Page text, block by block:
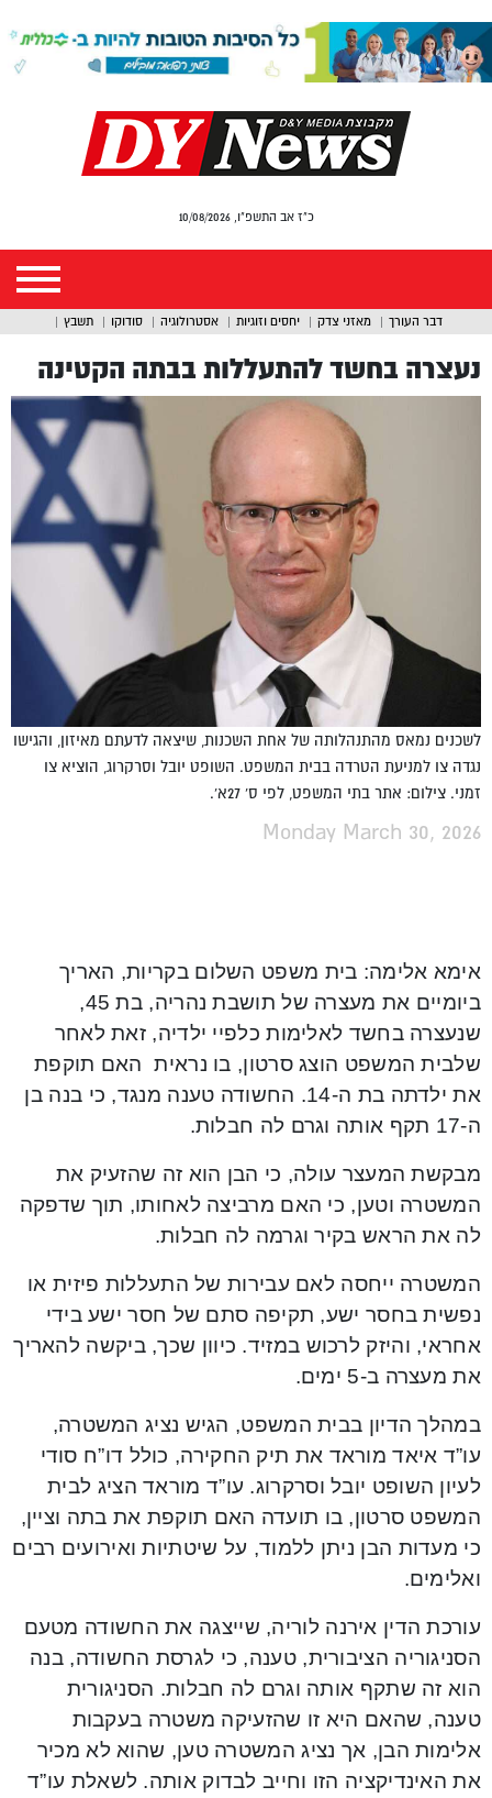
כ"ז אב התשפ"ו, 10/08/2026
דבר העורך מאזני צדק יחסים וזוגיות אסטרולוגיה סודוקו תשבץ
נעצרה בחשד להתעללות בבתה הקטינה
לשכנים נמאס מהתנהלותה של אחת השכנות, שיצאה לדעתם מאיזון, והגישו
נגדה צו למניעת הטרדה בבית המשפט. השופט יובל וסרקרוג, הוציא צו
זמני. צילום: אתר בתי המשפט, לפי ס' 27א'.
Monday March 30, 2026
אימא אלימה: בית משפט השלום בקריות, האריך
ביומיים את מעצרה של תושבת נהריה, בת 45,
שנעצרה בחשד לאלימות כלפיי ילדיה, זאת לאחר
שלבית המשפט הוצג סרטון, בו נראית האם תוקפת
את ילדתה בת ה-14. החשודה טענה מנגד, כי בנה בן
ה-17 תקף אותה וגרם לה חבלות.
מבקשת המעצר עולה, כי הבן הוא זה שהזעיק את
המשטרה וטען, כי האם מרביצה לאחותו, תוך שדפקה
לה את הראש בקיר וגרמה לה חבלות.
המשטרה ייחסה לאם עבירות של התעללות פיזית או
נפשית בחסר ישע, תקיפה סתם של חסר ישע בידי
אחראי, והיזק לרכוש במזיד. כיוון שכך, ביקשה להאריך
את מעצרה ב-5 ימים.
במהלך הדיון בבית המשפט, הגיש נציג המשטרה,
עו”ד איאד מוראד את תיק החקירה, כולל דו”ח סודי
לעיון השופט יובל וסרקרוג. עו”ד מוראד הציג לבית
המשפט סרטון, בו תועדה האם תוקפת את בתה וציין,
כי מעדות הבן ניתן ללמוד, על שיטתיות ואירועים רבים
ואלימים.
עורכת הדין אירנה לוריה, שייצגה את החשודה מטעם
הסניגוריה הציבורית, טענה, כי לגרסת החשודה, בנה
הוא זה שתקף אותה וגרם לה חבלות. הסניגורית
טענה, שהאם היא זו שהזעיקה משטרה בעקבות
אלימות הבן, אך נציג המשטרה טען, שהוא לא מכיר
את האינדיקציה הזו וחייב לבדוק אותה. לשאלת עו”ד